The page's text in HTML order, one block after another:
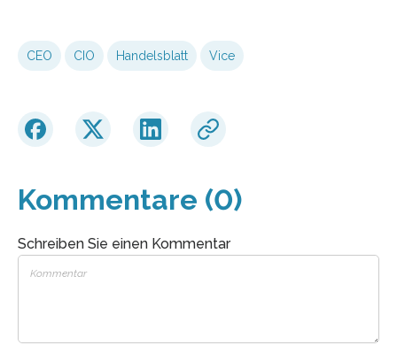
CEO CIO Handelsblatt Vice
Kommentare (0)
Schreiben Sie einen Kommentar